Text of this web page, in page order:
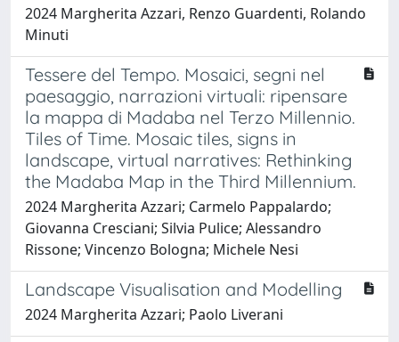
2024 Margherita Azzari, Renzo Guardenti, Rolando
Minuti
Tessere del Tempo. Mosaici, segni nel
paesaggio, narrazioni virtuali: ripensare
la mappa di Madaba nel Terzo Millennio.
Tiles of Time. Mosaic tiles, signs in
landscape, virtual narratives: Rethinking
the Madaba Map in the Third Millennium.
2024 Margherita Azzari; Carmelo Pappalardo;
Giovanna Cresciani; Silvia Pulice; Alessandro
Rissone; Vincenzo Bologna; Michele Nesi
Landscape Visualisation and Modelling
2024 Margherita Azzari; Paolo Liverani